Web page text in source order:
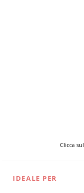
Clicca
IDEALE PER